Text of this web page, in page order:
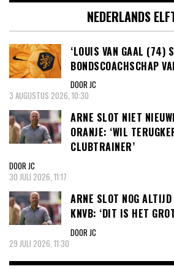
NEDERLANDS
‘LOUIS VAN GAAL (74)
BONDSCOACHSCHAP
DOOR JC
3 AUGUSTUS 2026, 10:30
ARNE SLOT NIET
ORANJE: ‘WIL
CLUBTRAINER’
DOOR JC
30 JULI 2026, 11:17
ARNE SLOT NOG
KNVB: ‘DIT IS HET
DOOR JC
29 JULI 2026, 11:30